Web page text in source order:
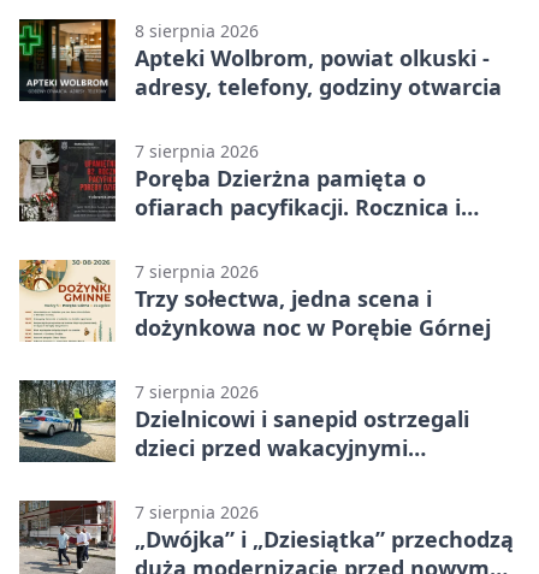
8 sierpnia 2026
Apteki Wolbrom, powiat olkuski -
adresy, telefony, godziny otwarcia
7 sierpnia 2026
Poręba Dzierżna pamięta o
ofiarach pacyfikacji. Rocznica i
7 sierpnia 2026
Trzy sołectwa, jedna scena i
dożynkowa noc w Porębie Górnej
7 sierpnia 2026
Dzielnicowi i sanepid ostrzegali
dzieci przed wakacyjnymi
7 sierpnia 2026
„Dwójka” i „Dziesiątka” przechodzą
dużą modernizację przed nowym